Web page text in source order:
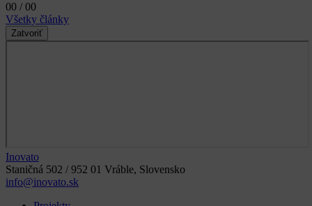
00 / 00
Všetky články
Zatvoriť
Inovato
Staničná 502 / 952 01 Vráble, Slovensko
info@inovato.sk